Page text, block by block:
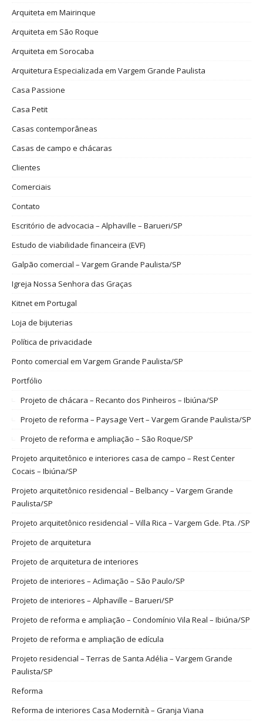
Arquiteta em Mairinque
Arquiteta em São Roque
Arquiteta em Sorocaba
Arquitetura Especializada em Vargem Grande Paulista
Casa Passione
Casa Petit
Casas contemporâneas
Casas de campo e chácaras
Clientes
Comerciais
Contato
Escritório de advocacia – Alphaville – Barueri/SP
Estudo de viabilidade financeira (EVF)
Galpão comercial – Vargem Grande Paulista/SP
Igreja Nossa Senhora das Graças
Kitnet em Portugal
Loja de bijuterias
Política de privacidade
Ponto comercial em Vargem Grande Paulista/SP
Portfólio
Projeto de chácara – Recanto dos Pinheiros – Ibiúna/SP
Projeto de reforma – Paysage Vert – Vargem Grande Paulista/SP
Projeto de reforma e ampliação – São Roque/SP
Projeto arquitetônico e interiores casa de campo – Rest Center
Cocais – Ibiúna/SP
Projeto arquitetônico residencial – Belbancy – Vargem Grande
Paulista/SP
Projeto arquitetônico residencial – Villa Rica – Vargem Gde. Pta. /SP
Projeto de arquitetura
Projeto de arquitetura de interiores
Projeto de interiores – Aclimação – São Paulo/SP
Projeto de interiores – Alphaville – Barueri/SP
Projeto de reforma e ampliação – Condomínio Vila Real – Ibiúna/SP
Projeto de reforma e ampliação de edícula
Projeto residencial – Terras de Santa Adélia – Vargem Grande
Paulista/SP
Reforma
Reforma de interiores Casa Modernità – Granja Viana